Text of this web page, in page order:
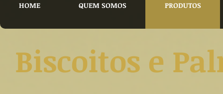
HOME QUEM SOMOS PRODUTOS
Biscoitos e